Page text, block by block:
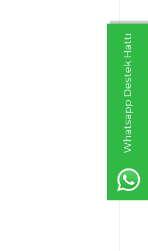
Whatsapp Destek Hattı